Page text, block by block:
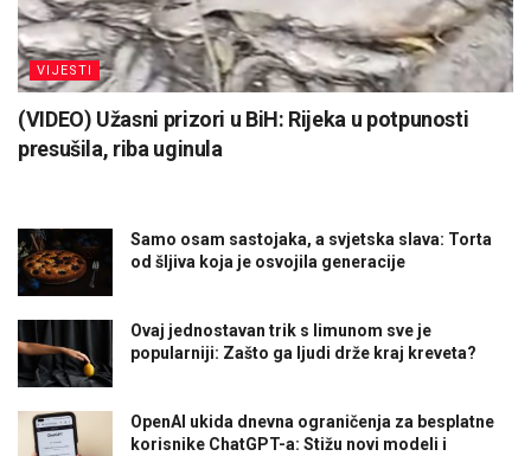
VIJESTI
(VIDEO) Užasni prizori u BiH: Rijeka u potpunosti
presušila, riba uginula
Samo osam sastojaka, a svjetska slava: Torta
od šljiva koja je osvojila generacije
Ovaj jednostavan trik s limunom sve je
popularniji: Zašto ga ljudi drže kraj kreveta?
OpenAI ukida dnevna ograničenja za besplatne
korisnike ChatGPT-a: Stižu novi modeli i